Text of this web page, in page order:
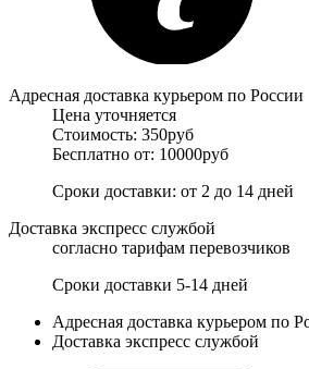
Адресная доставка курьером по России
Цена уточняется
Стоимость: 350руб
Бесплатно от: 10000руб
Сроки доставки: от 2 до 14 дней
Доставка экспресс службой
согласно тарифам перевозчиков
Сроки доставки 5-14 дней
Адресная доставка курьером по
Доставка экспресс службой